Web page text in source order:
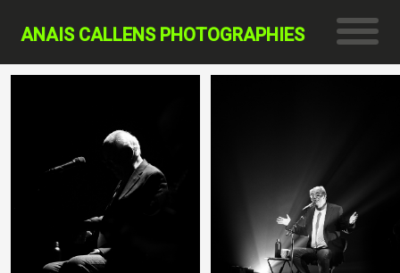
ANAIS CALLENS PHOTOGRAPHIES